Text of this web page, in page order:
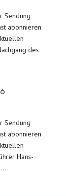
Sendung
abonnieren
des
Sendung
abonnieren
Hans-